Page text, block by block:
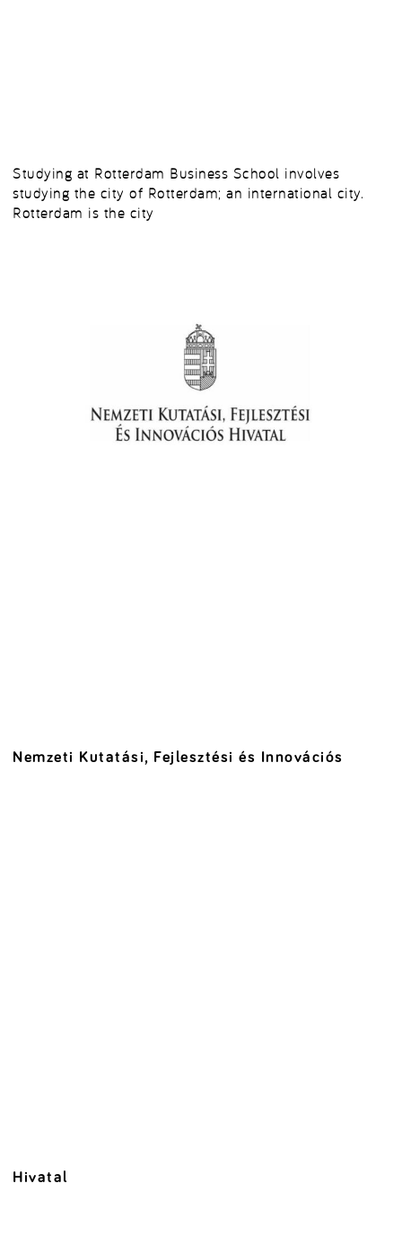
Studying at Rotterdam Business School involves
studying the city of Rotterdam; an international city.
Rotterdam is the city
Nemzeti Kutatási, Fejlesztési és Innovációs
Hivatal